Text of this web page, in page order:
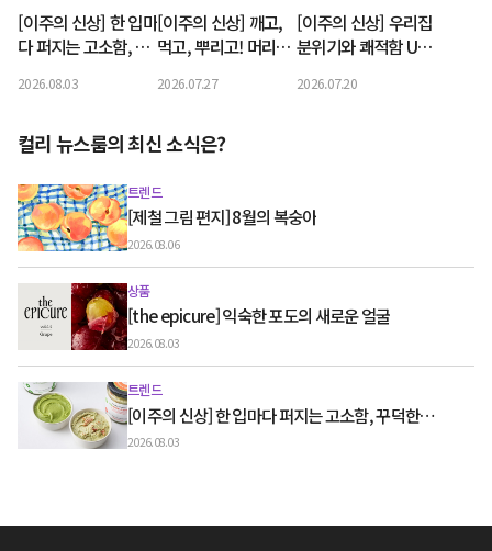
[이주의 신상] 한 입마
다 퍼지는 고소함, 꾸
유 디저트
2026.08.03
[이주의 신상] 깨고,
먹고, 뿌리고! 머리부
쿨링템
2026.07.27
[이주의 신상] 우리집
분위기와 쾌적함 UP!
라인업
2026.07.20
컬리 뉴스룸의 최신 소식은?
트렌드
[제철 그림 편지] 8월의 복숭아
2026.08.06
상품
[the epicure] 익숙한 포도의 새로운 얼굴
2026.08.03
트렌드
[이주의 신상] 한 입마다 퍼지는 고소함, 꾸덕한
그릭요거트와 우유 디저트
2026.08.03